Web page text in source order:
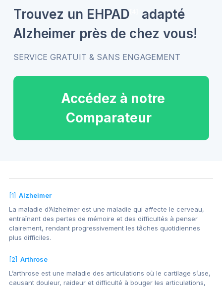
Trouvez un EHPAD
adapté
Alzheimer près de chez vous!
SERVICE GRATUIT & SANS ENGAGEMENT
Accédez à notre
Comparateur
[1] Alzheimer
La maladie d’Alzheimer est une maladie qui affecte le cerveau,
entraînant des pertes de mémoire et des difficultés à penser
clairement, rendant progressivement les tâches quotidiennes
plus difficiles.
[2] Arthrose
L’arthrose est une maladie des articulations où le cartilage s’use,
causant douleur, raideur et difficulté à bouger les articulations,